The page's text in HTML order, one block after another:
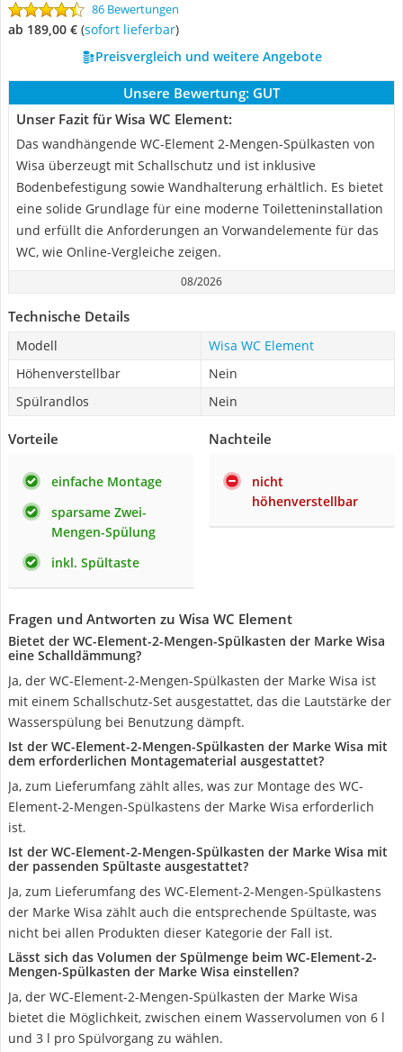
86 Bewertungen
ab 189,00 € ( Sofort lieferbar)
Preisvergleich und weitere Angebote
Unsere Bewertung: GUT
Unser Fazit für Wisa WC Element:
Das wandhängende WC-Element 2-Mengen-Spülkasten von
Wisa überzeugt mit Schallschutz und ist inklusive
Bodenbefestigung sowie Wandhalterung erhältlich. Es bietet
eine solide Grundlage für eine moderne Toiletteninstallation
und erfüllt die Anforderungen an Vorwandelemente für das
WC, wie Online-Vergleiche zeigen.
08/2026
Technische Details
Modell
Wisa WC Element
Höhenverstellbar
Nein
Spülrandlos
Nein
Vorteile
einfache Montage
sparsame Zwei-
Mengen-Spülung
inkl. Spültaste
Nachteile
nicht
höhenverstellbar
Fragen und Antworten zu Wisa WC Element
Bietet der WC-Element-2-Mengen-Spülkasten der Marke Wisa
eine Schalldämmung?
Ja, der WC-Element-2-Mengen-Spülkasten der Marke Wisa ist
mit einem Schallschutz-Set ausgestattet, das die Lautstärke der
Wasserspülung bei Benutzung dämpft.
Ist der WC-Element-2-Mengen-Spülkasten der Marke Wisa mit
dem erforderlichen Montagematerial ausgestattet?
Ja, zum Lieferumfang zählt alles, was zur Montage des WC-
Element-2-Mengen-Spülkastens der Marke Wisa erforderlich
ist.
Ist der WC-Element-2-Mengen-Spülkasten der Marke Wisa mit
der passenden Spültaste ausgestattet?
Ja, zum Lieferumfang des WC-Element-2-Mengen-Spülkastens
der Marke Wisa zählt auch die entsprechende Spültaste, was
nicht bei allen Produkten dieser Kategorie der Fall ist.
Lässt sich das Volumen der Spülmenge beim WC-Element-2-
Mengen-Spülkasten der Marke Wisa einstellen?
Ja, der WC-Element-2-Mengen-Spülkasten der Marke Wisa
bietet die Möglichkeit, zwischen einem Wasservolumen von 6 l
und 3 l pro Spülvorgang zu wählen.